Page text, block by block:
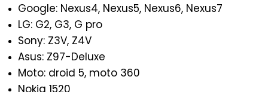
Google: Nexus4, Nexus5, Nexus6, Nexus7
LG: G2, G3, G pro
Sony: Z3V, Z4V
Asus: Z97-Deluxe
Moto: droid 5, moto 360
Nokia 1520